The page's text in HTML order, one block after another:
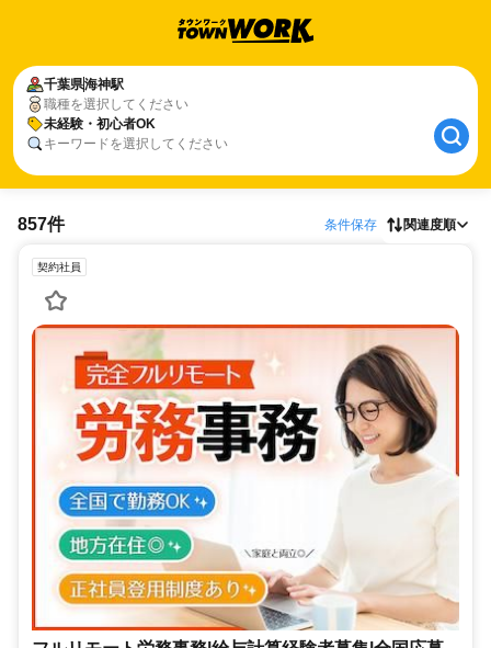
千葉県海神駅
職種を選択してください
未経験・初心者OK
キーワードを選択してください
857件 条件保存 関連度順
契約社員